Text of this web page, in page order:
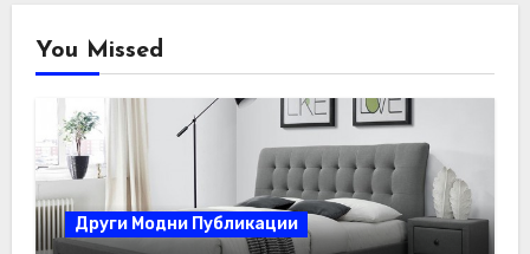
You Missed
Други Модни Публикации